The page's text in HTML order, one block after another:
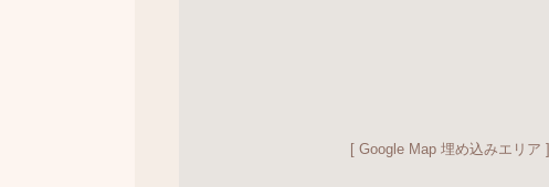
[ Google Map 埋め込みエリア ]